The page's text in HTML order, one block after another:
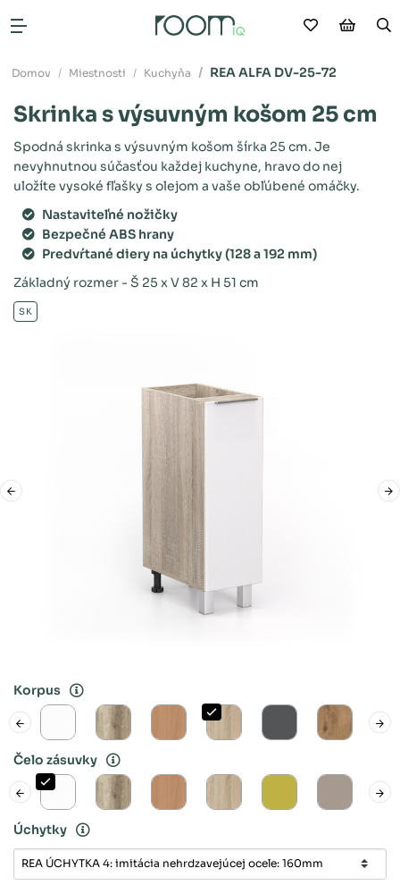
Otvoriť menu Moje
Domov Miestnosti Kuchyňa REA ALFA DV-25-72
Skrinka s výsuvným košom 25 cm
Spodná skrinka s výsuvným košom šírka 25 cm. Je
nevyhnutnou súčasťou každej kuchyne, hravo do nej
uložíte vysoké fľašky s olejom a vaše obľúbené omáčky.
Nastaviteľné nožičky
Bezpečné ABS hrany
Predvŕtané diery na úchytky (128 a 192 mm)
Základný rozmer - Š 25 x V 82 x H 51 cm
SK
Korpus
Čelo zásuvky
Úchytky